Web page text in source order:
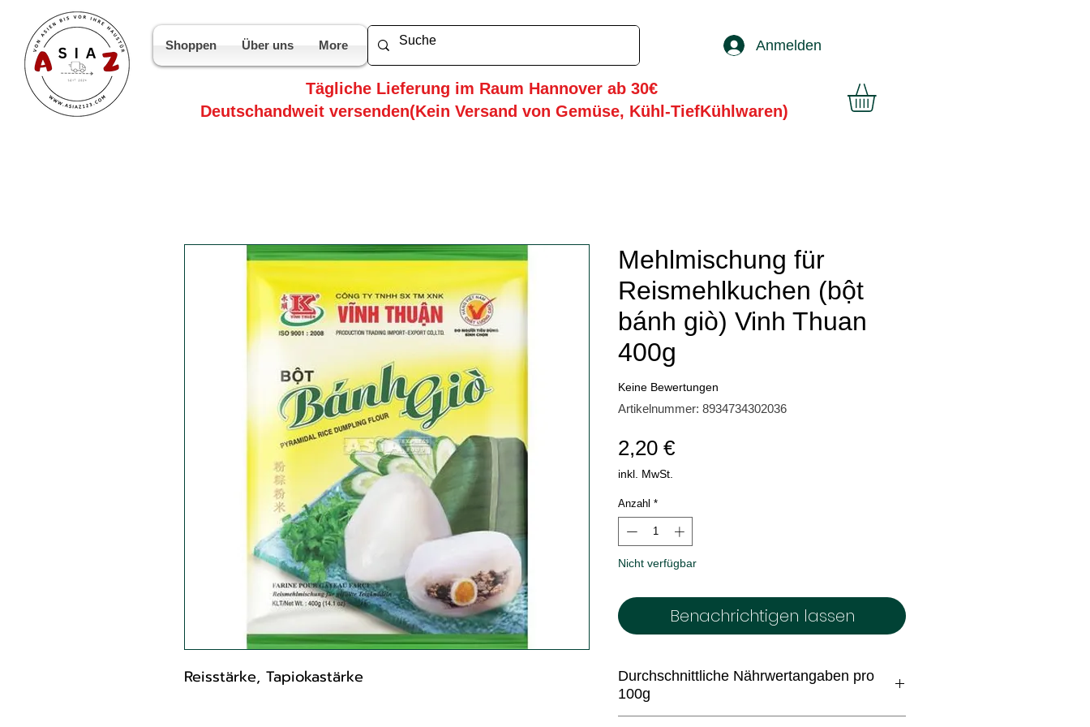
Shoppen Über uns More Anmelden
Deutschandweit versenden(Kein Versand von Gemüse, Kühl-TiefKühlwaren)
Tägliche Lieferung im Raum Hannover ab 30€
Reisstärke, Tapiokastärke
Mehlmischung für
Reismehlkuchen (bột
bánh giò) Vinh Thuan
400g
Keine Bewertungen
Artikelnummer: 8934734302036
2,20 €Preis
inkl. MwSt.
Anzahl *
Nicht verfügbar
Benachrichtigen lassen
Durchschnittliche Nährwertangaben pro
100g